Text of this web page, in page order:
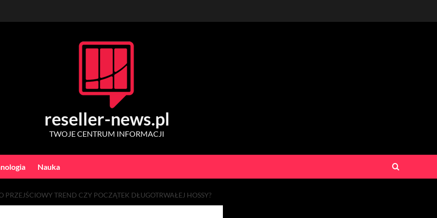
reseller-news.pl
TWOJE CENTRUM INFORMACJI
Nauka
PRZEJŚCIOWY TREND CZY POCZĄTEK DŁUGOTRWAŁEJ HOSSY?